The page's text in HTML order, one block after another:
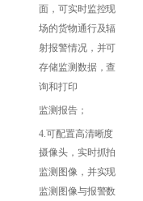
面，可实时监控现
场的货物通行及辐
射报警情况，并可
存储监测数据，查
询和打印
监测报告；
4.可配置高清晰度
摄像头，实时抓拍
监测图像，并实现
监测图像与报警数